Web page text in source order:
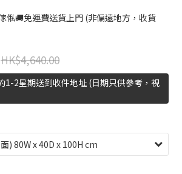
俬🚚免運費送貨上門 (非偏遠地方，收貨
HK$4,640.00
1-2星期送到收件地址 (日期只供參考，視